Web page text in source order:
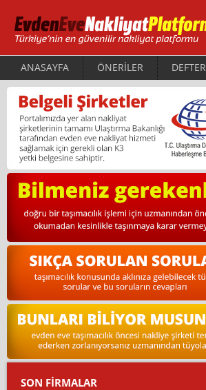
ANASAYFA ÖNERİLER DEFTER
SON FİRMALAR